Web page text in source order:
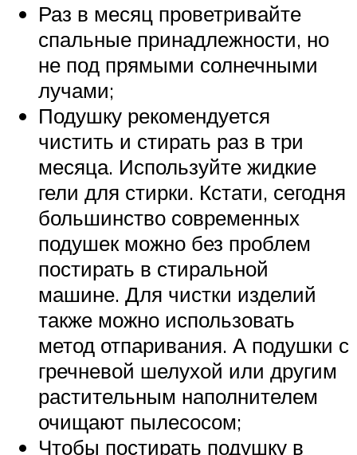
Раз в месяц проветривайте
спальные принадлежности, но
не под прямыми солнечными
лучами;
Подушку рекомендуется
чистить и стирать раз в три
месяца. Используйте жидкие
гели для стирки. Кстати, сегодня
большинство современных
подушек можно без проблем
постирать в стиральной
машине. Для чистки изделий
также можно использовать
метод отпаривания. А подушки с
гречневой шелухой или другим
растительным наполнителем
очищают пылесосом;
Чтобы постирать подушку в